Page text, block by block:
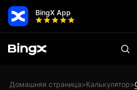
BingX App
Домашняя страница>Калькулятор>